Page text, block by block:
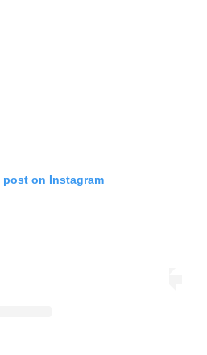
post on Instagram